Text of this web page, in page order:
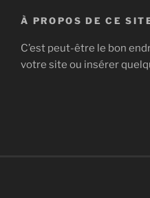
À PROPOS DE CE
C’est peut-être le bon
votre site ou insérer